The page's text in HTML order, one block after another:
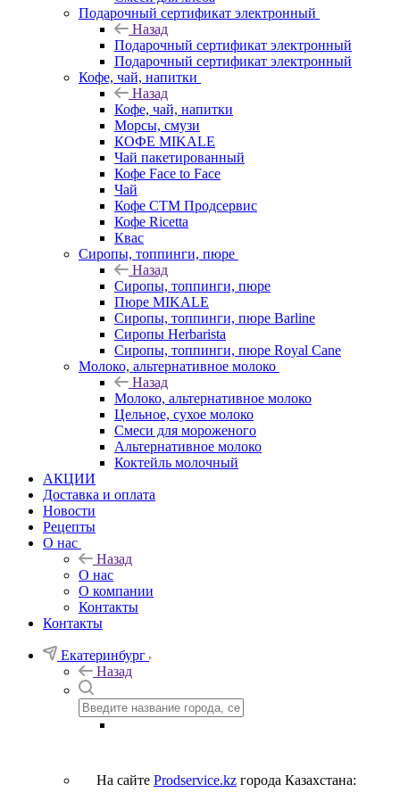
Подарочный сертификат электронный
Назад
Подарочный сертификат электронный
Подарочный сертификат электронный
Кофе, чай, напитки
Назад
Кофе, чай, напитки
Морсы, смузи
КОФЕ MIKALE
Чай пакетированный
Кофе Face to Face
Чай
Кофе СТМ Продсервис
Кофе Ricetta
Квас
Сиропы, топпинги, пюре
Назад
Сиропы, топпинги, пюре
Пюре MIKALE
Сиропы, топпинги, пюре Barline
Сиропы Herbarista
Сиропы, топпинги, пюре Royal Cane
Молоко, альтернативное молоко
Назад
Молоко, альтернативное молоко
Цельное, сухое молоко
Смеси для мороженого
Альтернативное молоко
Коктейль молочный
АКЦИИ
Доставка и оплата
Новости
Рецепты
О нас
Назад
О нас
О компании
Контакты
Контакты
Екатеринбург
Назад
На сайте Prodservice.kz города Казахстана: